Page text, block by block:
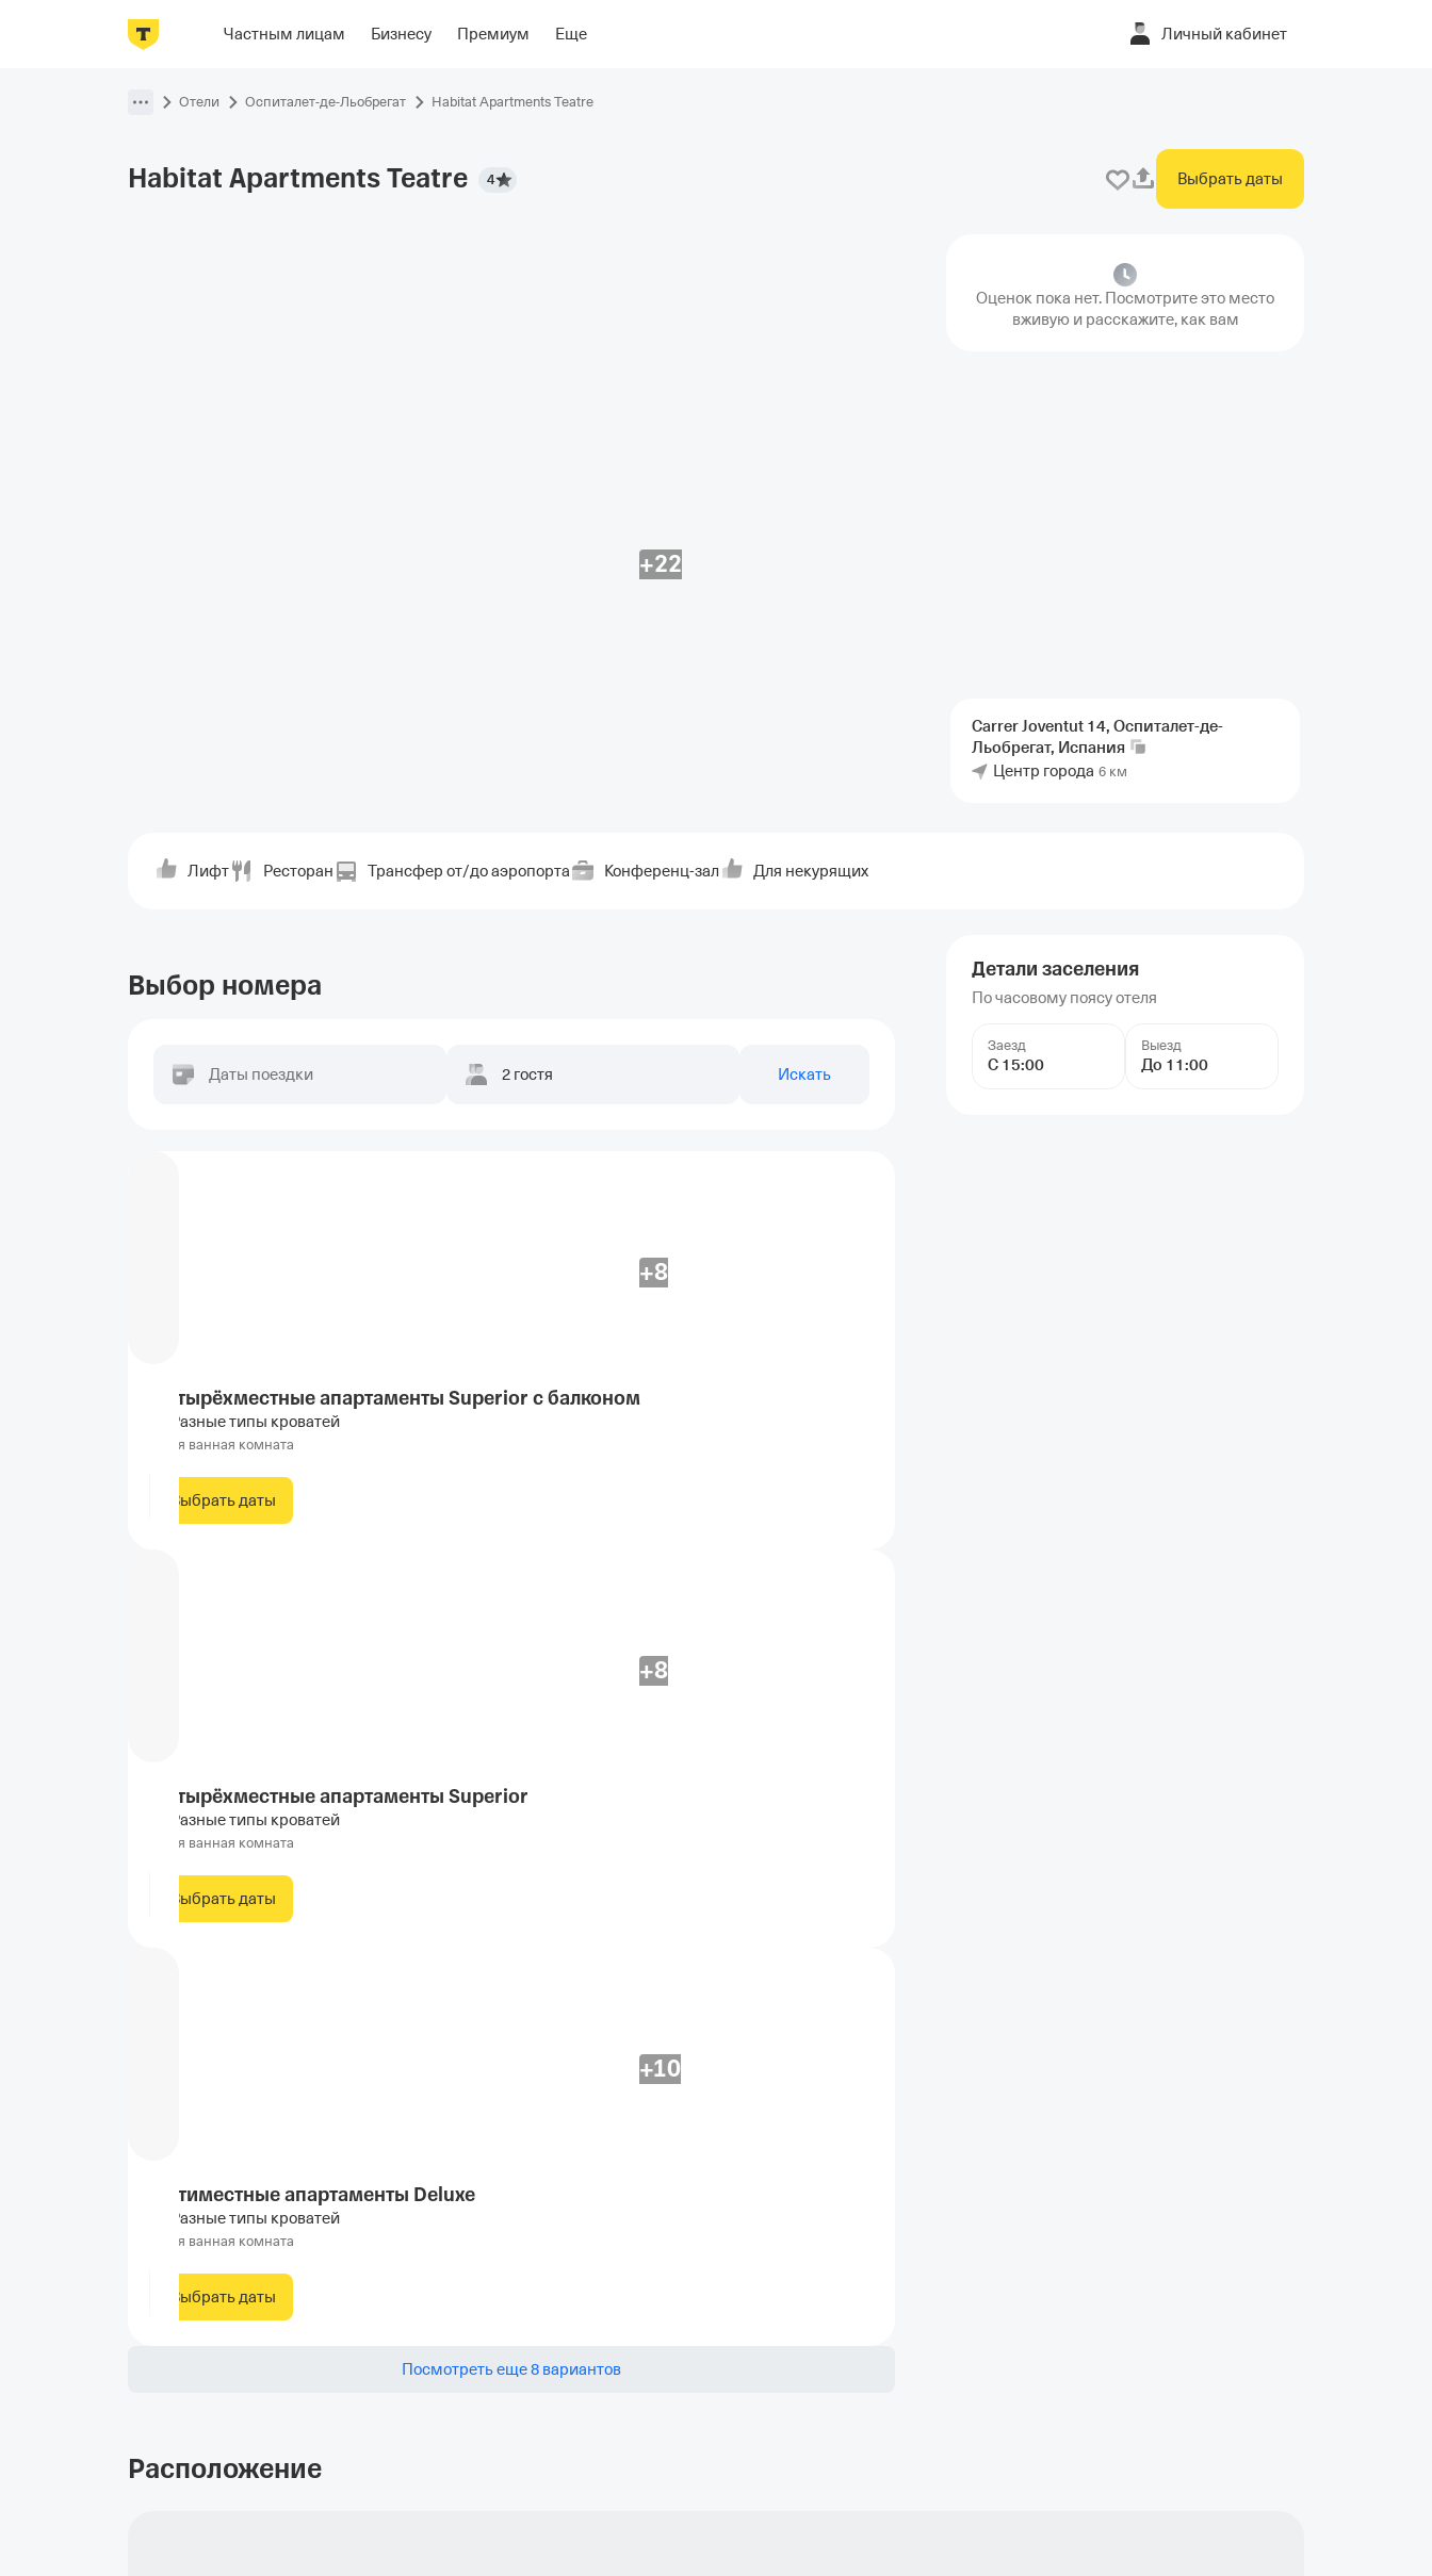
Частным лицам Бизнесу Премиум Еще Личный кабинет
Фотографии НомераРасположениеОб отеле
Отели Оспиталет-де-Льобрегат Habitat Apartments Teatre
Habitat ApartmentsTeatre 4 Выбрать даты
+22
Оценок пока нет. Посмотрите это место
вживую и расскажите, как вам
Carrer Joventut 14, Оспиталет-де-
Льобрегат, Испания
Центр города 6 км
Лифт Ресторан Трансфер от/до аэропорта Конференц-зал Для некурящих
Детали заселения
По часовому поясу отеля
Заезд
С 15:00
Выезд
До 11:00
Выбор номера
Даты поездки 2 гостя Искать
+8
Четырёхместные апартаменты Superior с балконом
Разные типы кроватей
Своя ванная комната
Выбрать даты
+8
Четырёхместные апартаменты Superior
Разные типы кроватей
Своя ванная комната
Выбрать даты
+10
Пятиместные апартаменты Deluxe
Разные типы кроватей
Своя ванная комната
Выбрать даты
Посмотреть еще 8 вариантов
Расположение